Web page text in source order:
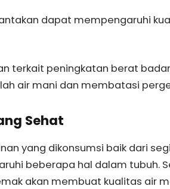
dapat mempengaruhi
terkait peningkatan berat
air mani dan membatasi
Sehat
yang dikonsumsi baik dari
beberapa hal dalam tubuh.
akan membuat kualitas air